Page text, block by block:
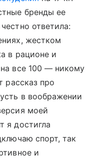
бренды ее
ответила:
жестком
в рационе и
все 100 — никому
рассказ про
в воображении
моей
я достигла
спорт, так
и